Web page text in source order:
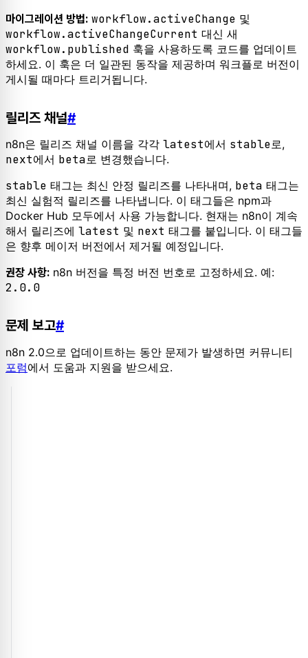
마이그레이션 방법: workflow.activeChange 및
workflow.activeChangeCurrent 대신 새
workflow.published 훅을 사용하도록 코드를 업데이트
하세요. 이 훅은 더 일관된 동작을 제공하며 워크플로 버전이
게시될 때마다 트리거됩니다.
릴리즈 채널#
n8n은 릴리즈 채널 이름을 각각 latest에서 stable로,
next에서 beta로 변경했습니다.
stable 태그는 최신 안정 릴리즈를 나타내며, beta 태그는
최신 실험적 릴리즈를 나타냅니다. 이 태그들은 npm과
Docker Hub 모두에서 사용 가능합니다. 현재는 n8n이 계속
해서 릴리즈에 latest 및 next 태그를 붙입니다. 이 태그들
은 향후 메이저 버전에서 제거될 예정입니다.
권장 사항: n8n 버전을 특정 버전 번호로 고정하세요. 예:
2.0.0
문제 보고#
n8n 2.0으로 업데이트하는 동안 문제가 발생하면 커뮤니티
포럼에서 도움과 지원을 받으세요.